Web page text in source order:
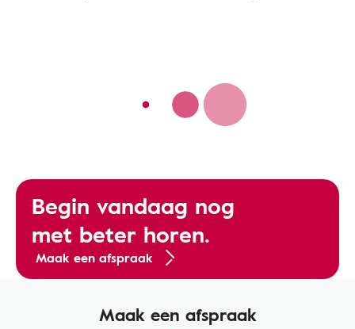
Begin vandaag nog
met beter horen.
Maak een afspraak
Maak een afspraak